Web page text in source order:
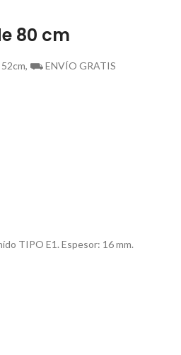
80 cm
52cm, ⛟ ENVÍO GRATIS
TIPO E1. Espesor: 16 mm.